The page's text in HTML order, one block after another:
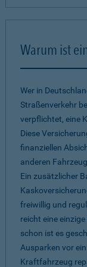
Warum ist
Wer in
Straßenverkehr
verpflichtet, eine
Diese
finanziellen
anderen
Ein zusätzlicher
freiwillig und
reicht eine
schon ist es
Ausparken vor
Kraftfahrzeug